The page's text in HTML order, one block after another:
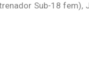
Sub-18